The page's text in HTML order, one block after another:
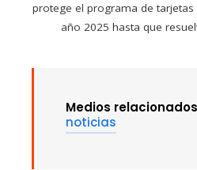
protege el programa de
año 2025 hasta que
Medios
noticias